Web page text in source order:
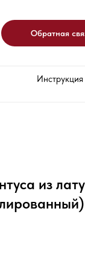
Обратная
из